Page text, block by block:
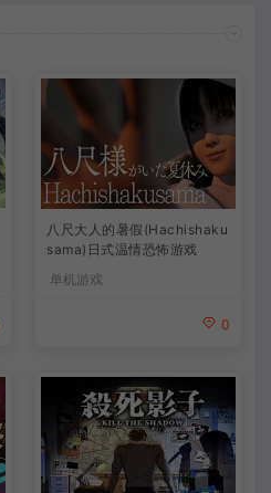
八尺大人的暑假(Hachishaku
sama)日式温情恐怖游戏
单机游戏
0